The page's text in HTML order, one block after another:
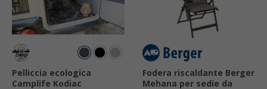
Pelliccia ecologica
Camplife Kodiac
Fodera riscaldante Berger
Mehana per sedie da